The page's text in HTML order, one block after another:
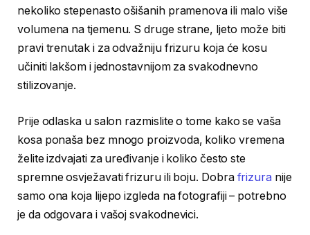
nekoliko stepenasto ošišanih pramenova ili malo više
volumena na tjemenu. S druge strane, ljeto može biti
pravi trenutak i za odvažniju frizuru koja će kosu
učiniti lakšom i jednostavnijom za svakodnevno
stilizovanje.
Prije odlaska u salon razmislite o tome kako se vaša
kosa ponaša bez mnogo proizvoda, koliko vremena
želite izdvajati za uređivanje i koliko često ste
spremne osvježavati frizuru ili boju. Dobra frizura nije
samo ona koja lijepo izgleda na fotografiji – potrebno
je da odgovara i vašoj svakodnevici.